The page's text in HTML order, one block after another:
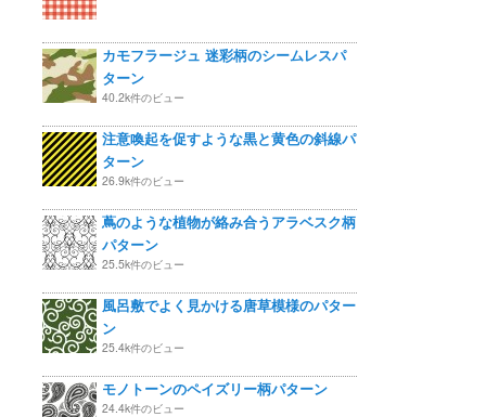
カモフラージュ 迷彩柄のシームレスパ
ターン
40.2k件のビュー
注意喚起を促すような黒と黄色の斜線パ
ターン
26.9k件のビュー
蔦のような植物が絡み合うアラベスク柄
パターン
25.5k件のビュー
風呂敷でよく見かける唐草模様のパター
ン
25.4k件のビュー
モノトーンのペイズリー柄パターン
24.4k件のビュー